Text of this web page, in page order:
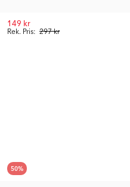
Rek. Pris: 297 kr
149 kr
50%